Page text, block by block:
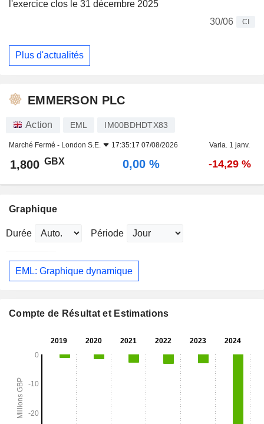
l'exercice clos le 31 décembre 2025
30/06
CI
Plus d'actualités
EMMERSON PLC
Action EML IM00BDHDTX83
Marché Fermé - London S.E. 17:35:17 07/08/2026 Varia. 1 janv.
1,800 GBX 0,00 % -14,29 %
Graphique
Durée Période
EML: Graphique dynamique
Compte de Résultat et Estimations